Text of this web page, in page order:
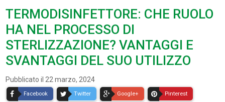
TERMODISINFETTORE: CHE RUOLO
HA NEL PROCESSO DI
STERLIZZAZIONE? VANTAGGI E
SVANTAGGI DEL SUO UTILIZZO
Pubblicato il 22 marzo, 2024
Facebook Twitter Google+ Pinterest